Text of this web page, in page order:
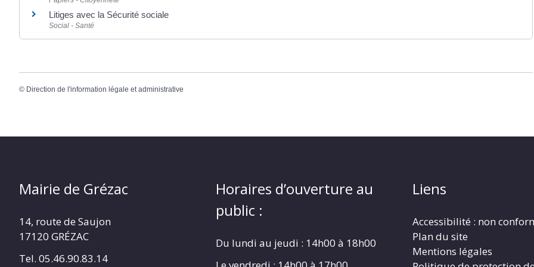
Litiges avec la Sécurité sociale
Social - Santé
© Direction de l'information légale et administrative
Mairie de Grézac
14, route de Saujon
17120 GRÉZAC
Tel. 05.46.90.83.14
Horaires d’ouverture au
public :
Du lundi au jeudi : 14h00 à 18h00
Liens
Accessibilité : non
Plan du site
Mentions légales